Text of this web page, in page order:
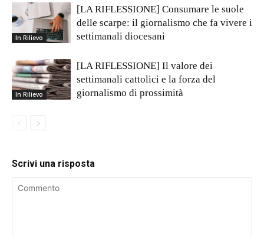
In Rilievo
[LA RIFLESSIONE] Consumare le suole
delle scarpe: il giornalismo che fa vivere i
settimanali diocesani
In Rilievo
[LA RIFLESSIONE] Il valore dei
settimanali cattolici e la forza del
giornalismo di prossimità
Scrivi una risposta